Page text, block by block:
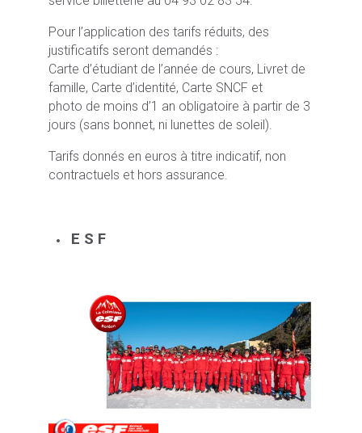
Pour l’application des tarifs réduits, des
justificatifs seront demandés :
Carte d’étudiant de l’année de cours, Livret de
famille, Carte d’identité, Carte SNCF et
photo de moins d’1 an obligatoire à partir de 3
jours (sans bonnet, ni lunettes de soleil).
Tarifs donnés en euros à titre indicatif, non
contractuels et hors assurance.
E S F